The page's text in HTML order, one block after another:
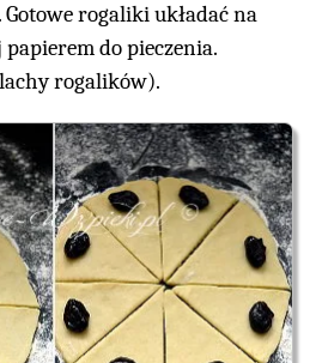
rogaliki układać na
papierem do pieczenia.
rogalików).